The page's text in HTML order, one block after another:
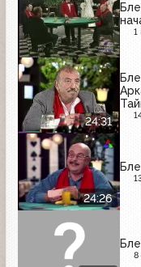
1
24:31
24:26
8